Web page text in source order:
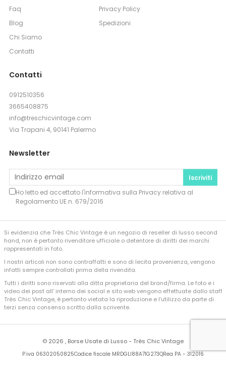
Faq
Blog
Chi Siamo
Contatti
Privacy Policy
Spedizioni
Contatti
0912510356
3665408875
info@treschicvintage.com
Via Trapani 4, 90141 Palermo
Newsletter
Iscriviti
Ho letto ed accettato l'informativa sulla Privacyrelativa al
Regolamento UE n. 679/2016
Si evidenzia che Très Chic Vintage è un negozio di reseller di lusso second
hand, non è pertanto rivenditore ufficiale o detentore di diritti dei marchi
rappresentati in foto.
I nostri articoli non sono contraffatti e sono di lecita provenienza, vengono
infatti sempre controllati prima della rivendita.
Tutti i diritti sono riservati alla ditta proprietaria del brand/firma. Le foto e i
video dei post all’ interno dei social e sito web vengono effettuate dallo staff
Très Chic Vintage, è pertanto vietata la riproduzione e l’utilizzo da parte di
terzi senza consenso scritto dalla scrivente.
© 2026 , Borse Usate di Lusso - Très Chic Vintage
P.iva 06302050825Codice fiscale MRDGLI88A71G273QRea PA - 312016